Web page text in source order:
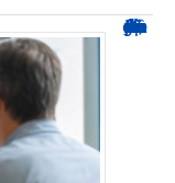
Durée d’arrêt après un stent : des repères, pas une règle fixe